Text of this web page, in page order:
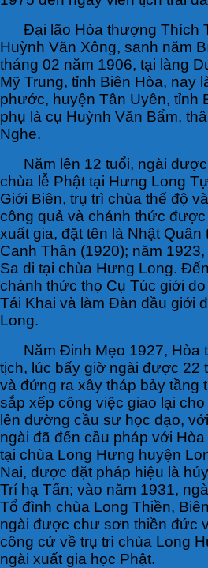
Đại lão Hòa thượng Thích
Huỳnh Văn Xông, sanh năm
tháng 02 năm 1906, tại làng
Mỹ Trung, tỉnh Biên Hòa, nay
phước, huyện Tân Uyên, tỉnh
phụ là cụ Huỳnh Văn Bẩm,
Nghe.
Năm lên 12 tuổi, ngài
chùa lễ Phật tại Hưng Long
Giới Biên, trụ trì chùa thế độ
công quả và chánh thức
xuất gia, đặt tên là Nhật
Canh Thân (1920); năm
Sa di tại chùa Hưng Long.
chánh thức thọ Cụ Túc giới
Tái Khai và làm Đàn đầu giới
Long.
Năm Đinh Mẹo 1927, Hòa
tịch, lúc bấy giờ ngài được 22
và đứng ra xây tháp bảy tầng
sắp xếp công việc giao lại
lên đường cầu sư học đạo,
ngài đã đến cầu pháp với
tại chùa Long Hưng huyện
Nai, được đặt pháp hiệu là
Trí hạ Tấn; vào năm 1931,
Tổ đình chùa Long Thiền,
ngài được chư sơn thiền đức
công cử về trụ trì chùa Long
ngài xuất gia học Phật.